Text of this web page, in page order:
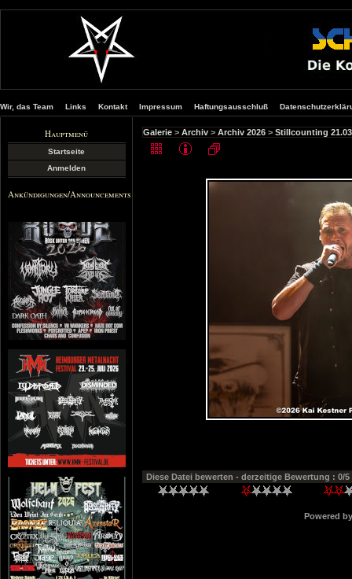
Wir, das Team Links Kontakt Impressum Haftungsausschluß
Hauptmenü
Startseite
Anmelden
Ankündigungen/Announcements
Galerie > Archiv > Archiv 2026 > Stillcounting
Diese Datei bewerten - derzeitige Bewertung : 0/
Powered